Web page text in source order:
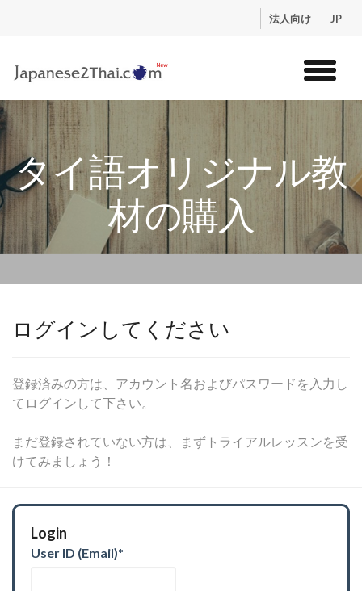
法人向け JP
トップ
サービス
コンテンツ
講師紹介
料金
お申込流れ
タイ語オリジナル教
材の購入
ログインしてください
登録済みの方は、アカウント名およびパスワードを入力し
てログインして下さい。
まだ登録されていない方は、まずトライアルレッスンを受
けてみましょう！
Login
User ID (Email)*